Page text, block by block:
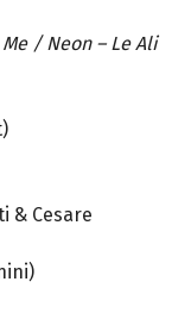
/ Neon – Le Ali
& Cesare